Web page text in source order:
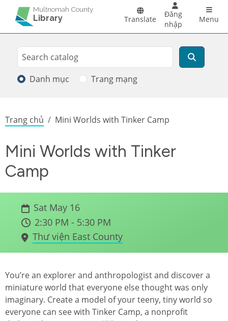
Skip to main content
Multnomah County
Library Translate
Đăng
nhập
Menu
Search
Tìm kiếm
Danh mục Trang mạng
Breadcrumb
Trang chủ Mini Worlds with Tinker Camp
Mini Worlds with Tinker
Camp
Sat May 16
2:30 PM - 5:30 PM
Thư viện East County
You’re an explorer and anthropologist and discover a
miniature world that everyone else thought was only
imaginary. Create a model of your teeny, tiny world so
everyone can see with Tinker Camp, a nonprofit